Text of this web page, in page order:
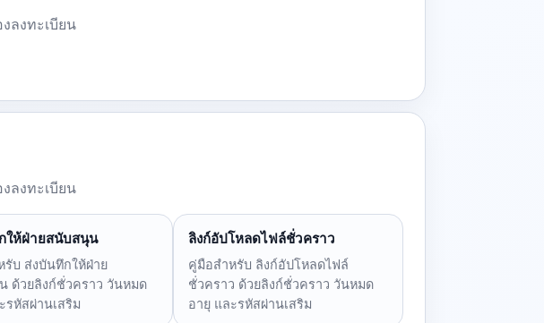
ลงทะเบียน
ลงทะเบียน
ให้ฝ่ายสนับสนุน
รับ ส่งบันทึกให้ฝ่าย
ด้วยลิงก์ชั่วคราว วันหมด
รหัสผ่านเสริม
ลิงก์อัปโหลดไฟล์ชั่วคราว
คู่มือสำหรับ ลิงก์อัปโหลดไฟล์
ชั่วคราว ด้วยลิงก์ชั่วคราว วันหมด
อายุ และรหัสผ่านเสริม